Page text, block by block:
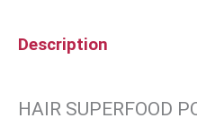
Description
HAIR SUPERFOOD